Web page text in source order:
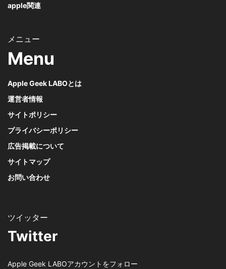
apple関連
Menu
Apple Geek LABOとは
運営者情報
サイトポリシー
プライバシーポリシー
広告掲載について
サイトマップ
お問い合わせ
Twitter
Apple Geek LABOアカウントをフォロー